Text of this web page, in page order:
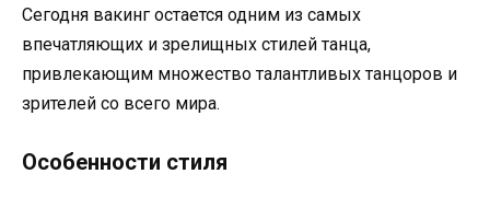
Сегодня вакинг остается одним из самых
впечатляющих и зрелищных стилей танца,
привлекающим множество талантливых танцоров и
зрителей со всего мира.
Особенности стиля